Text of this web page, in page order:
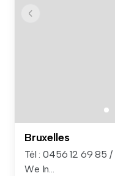
Bruxelles
Tél : 0456 12 69 85 /
We In...